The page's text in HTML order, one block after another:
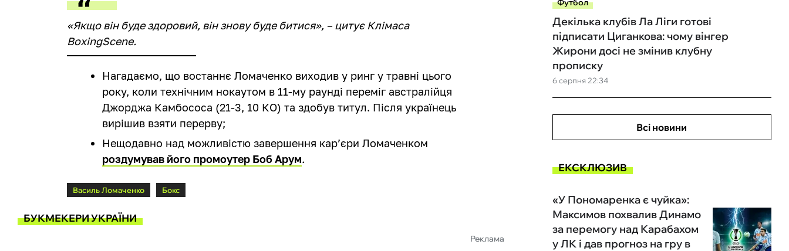
«Якщо він буде здоровий, він знову буде битися», – цитує Клімаса
BoxingScene.
Нагадаємо, що востаннє Ломаченко виходив у ринг у травні цього
року, коли технічним нокаутом в 11-му раунді переміг австралійця
Джорджа Камбососа (21-3, 10 КО) та здобув титул. Після українець
вирішив взяти перерву;
Нещодавно над можливістю завершення кар’єри Ломаченком
роздумував його промоутер Боб Арум.
Василь Ломаченко Бокс
БУКМЕКЕРИ УКРАЇНИ
Реклама
Футбол
6 серпня 22:34
Декілька клубів Ла Ліги готові
підписати Циганкова: чому вінгер
Жирони досі не змінив клубну
прописку
Всі новини
ЕКСКЛЮЗИВ
«У Пономаренка є чуйка»:
Максимов похвалив Динамо
за перемогу над Карабахом
у ЛК і дав прогноз на гру в